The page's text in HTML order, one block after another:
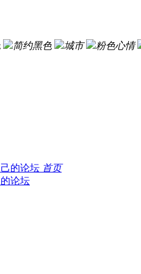
简约黑色 城市 粉色心情
首页
论坛